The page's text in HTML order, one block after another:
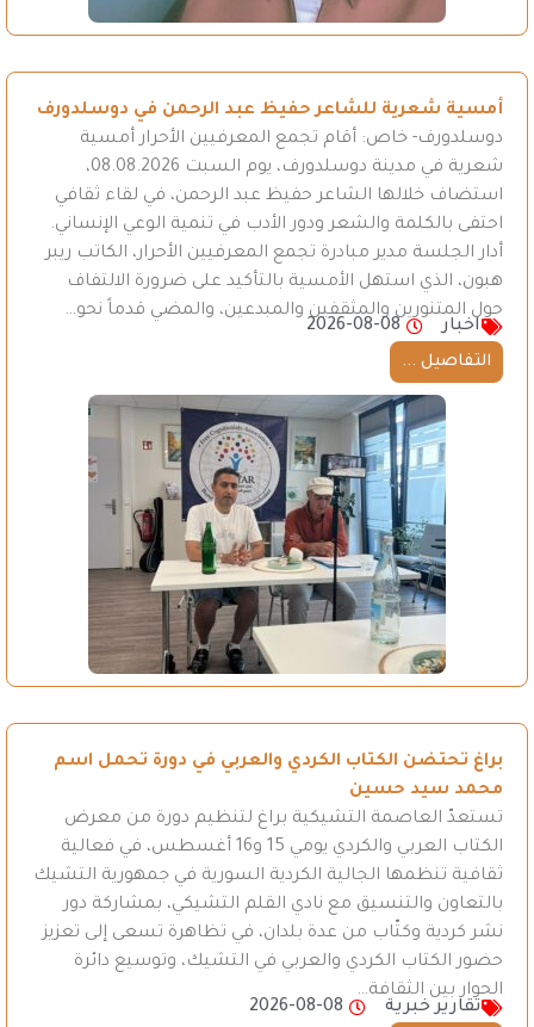
أمسية شعرية للشاعر حفيظ عبد الرحمن في دوسلدورف
دوسلدورف- خاص: أقام تجمع المعرفيين الأحرار أمسية
شعرية في مدينة دوسلدورف، يوم السبت 08.08.2026،
استضاف خلالها الشاعر حفيظ عبد الرحمن، في لقاء ثقافي
احتفى بالكلمة والشعر ودور الأدب في تنمية الوعي الإنساني.
أدار الجلسة مدير مبادرة تجمع المعرفيين الأحرار، الكاتب ريبر
هبون، الذي استهل الأمسية بالتأكيد على ضرورة الالتفاف
حول المتنورين والمثقفين والمبدعين، والمضي قدماً نحو…
اخبار
2026-08-08
التفاصيل ...
براغ تحتضن الكتاب الكردي والعربي في دورة تحمل اسم
محمد سيد حسين
تستعدّ العاصمة التشيكية براغ لتنظيم دورة من معرض
الكتاب العربي والكردي يومي 15 و16 أغسطس، في فعالية
ثقافية تنظمها الجالية الكردية السورية في جمهورية التشيك
بالتعاون والتنسيق مع نادي القلم التشيكي، بمشاركة دور
نشر كردية وكتّاب من عدة بلدان، في تظاهرة تسعى إلى تعزيز
حضور الكتاب الكردي والعربي في التشيك، وتوسيع دائرة
الحوار بين الثقافة…
تقارير خبرية
2026-08-08